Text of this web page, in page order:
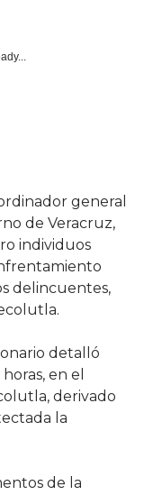
general
de Veracruz,
individuos
delincuentes,
detalló
en el
derivado
la
de la